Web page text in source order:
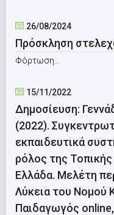
26/08/2024
Πρόσκληση
Φόρτωση…
15/11/2022
Δημοσίευση:
(2022).
εκπαιδευτικά
ρόλος της
Ελλάδα. Μελέτη
Λύκεια του Νομού
Παιδαγωγός